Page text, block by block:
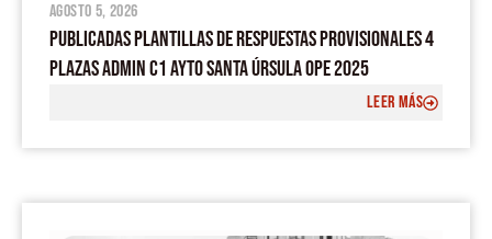
agosto 5, 2026
PUBLICADAS PLANTILLAS DE RESPUESTAS PROVISIONALES 4
PLAZAS ADMIN C1 AYTO SANTA ÚRSULA OPE 2025
LEER MÁS